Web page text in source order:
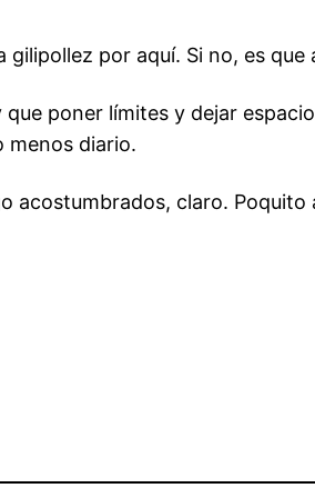
por aquí. Si no, es
poner límites y dejar
menos diario.
acostumbrados, claro. Poquito